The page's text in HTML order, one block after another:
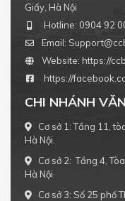
Giấy, Hà Nội
Hotline: 0904 92
Email:
Website: https://
https://
CHI NHÁNH
Cơ sở 1: Tầng 11,
Hà Nội.
Cơ sở 2: Tầng 4,
Hà Nội
Cơ sở 3: Số 25 phố